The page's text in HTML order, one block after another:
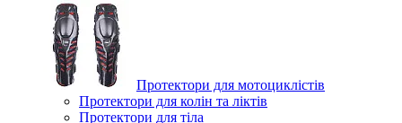
Протектори для мотоциклістів
Протектори для колін та ліктів
Протектори для тіла